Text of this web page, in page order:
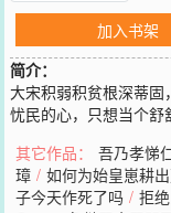
加入书架
简介：
大宋积弱积贫根深蒂
忧民的心，只想当个
亲，让自己梳洗一番
是我背了？曹暾……啊
念着“穿越救不了锉宋
其它作品： 吾乃孝悌
璋 / 如何为始皇崽耕
子今天作死了吗 / 拒